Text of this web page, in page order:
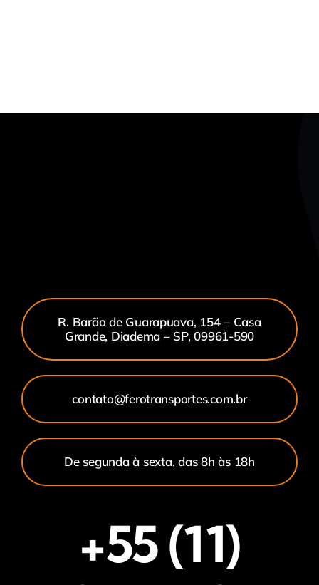
R. Barão de Guarapuava, 154 – Casa
Grande, Diadema – SP, 09961-590
contato@ferotransportes.com.br
De segunda à sexta, das 8h às 18h
+55 (11)